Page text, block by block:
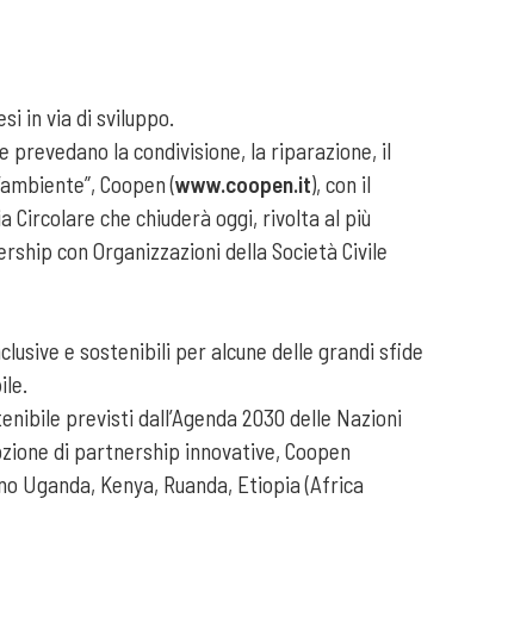
in via di sviluppo.
prevedano la condivisione, la riparazione, il
Coopen (www.coopen.it), con il
Circolare che chiuderà oggi, rivolta al più
con Organizzazioni della Società Civile
e sostenibili per alcune delle grandi sfide
previsti dall’Agenda 2030 delle Nazioni
di partnership innovative, Coopen
Uganda, Kenya, Ruanda, Etiopia (Africa